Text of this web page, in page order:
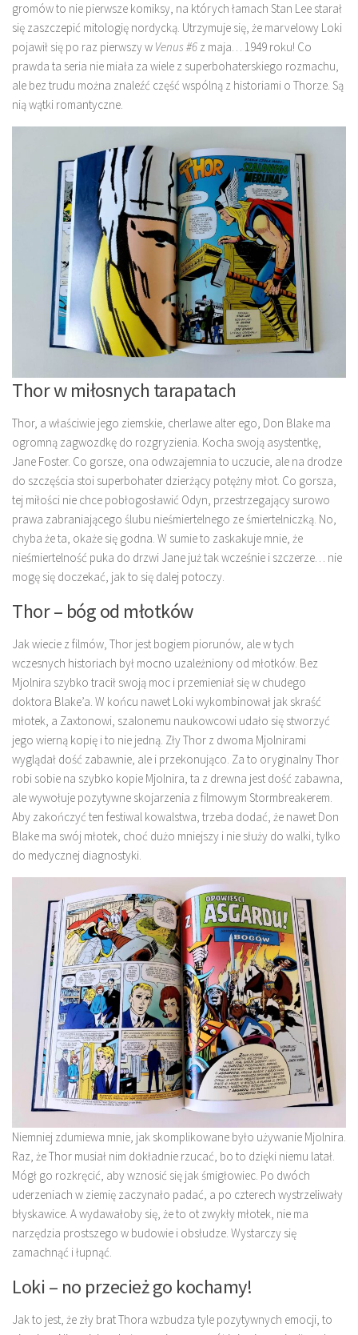
gromów to nie pierwsze komiksy, na których łamach Stan Lee starał
się zaszczepić mitologię nordycką. Utrzymuje się, że marvelowy Loki
pojawił się po raz pierwszy w Venus #6 z maja… 1949 roku! Co
prawda ta seria nie miała za wiele z superbohaterskiego rozmachu,
ale bez trudu można znaleźć część wspólną z historiami o Thorze. Są
nią wątki romantyczne.
Thor w miłosnych tarapatach
Thor, a właściwie jego ziemskie, cherlawe alter ego, Don Blake ma
ogromną zagwozdkę do rozgryzienia. Kocha swoją asystentkę,
Jane Foster. Co gorsze, ona odwzajemnia to uczucie, ale na drodze
do szczęścia stoi superbohater dzierżący potężny młot. Co gorsza,
tej miłości nie chce pobłogosławić Odyn, przestrzegający surowo
prawa zabraniającego ślubu nieśmiertelnego ze śmiertelniczką. No,
chyba że ta, okaże się godna. W sumie to zaskakuje mnie, że
nieśmiertelność puka do drzwi Jane już tak wcześnie i szczerze… nie
mogę się doczekać, jak to się dalej potoczy.
Thor – bóg od młotków
Jak wiecie z filmów, Thor jest bogiem piorunów, ale w tych
wczesnych historiach był mocno uzależniony od młotków. Bez
Mjolnira szybko tracił swoją moc i przemieniał się w chudego
doktora Blake’a. W końcu nawet Loki wykombinował jak skraść
młotek, a Zaxtonowi, szalonemu naukowcowi udało się stworzyć
jego wierną kopię i to nie jedną. Zły Thor z dwoma Mjolnirami
wyglądał dość zabawnie, ale i przekonująco. Za to oryginalny Thor
robi sobie na szybko kopie Mjolnira, ta z drewna jest dość zabawna,
ale wywołuje pozytywne skojarzenia z filmowym Stormbreakerem.
Aby zakończyć ten festiwal kowalstwa, trzeba dodać, że nawet Don
Blake ma swój młotek, choć dużo mniejszy i nie służy do walki, tylko
do medycznej diagnostyki.
Niemniej zdumiewa mnie, jak skomplikowane było używanie Mjolnira.
Raz, że Thor musiał nim dokładnie rzucać, bo to dzięki niemu latał.
Mógł go rozkręcić, aby wznosić się jak śmigłowiec. Po dwóch
uderzeniach w ziemię zaczynało padać, a po czterech wystrzeliwały
błyskawice. A wydawałoby się, że to ot zwykły młotek, nie ma
narzędzia prostszego w budowie i obsłudze. Wystarczy się
zamachnąć i łupnąć.
Loki – no przecież go kochamy!
Jak to jest, że zły brat Thora wzbudza tyle pozytywnych emocji, to